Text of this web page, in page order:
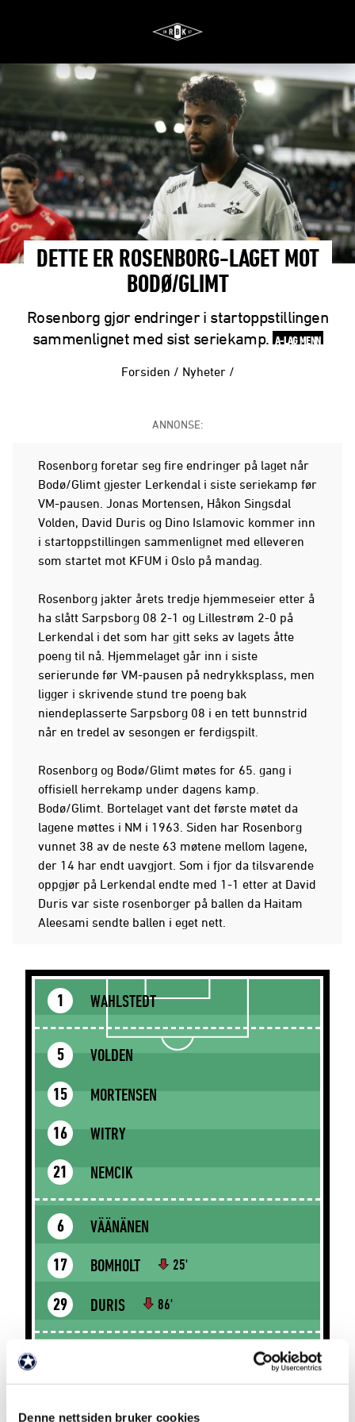
Denne nettsiden bruker cookies
DETTE ER ROSENBORG-LAGET MOT
BODØ/GLIMT
Rosenborg gjør endringer i startoppstillingen
sammenlignet med sist seriekamp. A-LAG MENN
Forsiden / Nyheter /
ANNONSE:
Rosenborg foretar seg fire endringer på laget når
Bodø/Glimt gjester Lerkendal i siste seriekamp før
VM-pausen. Jonas Mortensen, Håkon Singsdal
Volden, David Duris og Dino Islamovic kommer inn
i startoppstillingen sammenlignet med elleveren
som startet mot KFUM i Oslo på mandag.
Rosenborg jakter årets tredje hjemmeseier etter å
ha slått Sarpsborg 08 2-1 og Lillestrøm 2-0 på
Lerkendal i det som har gitt seks av lagets åtte
poeng til nå. Hjemmelaget går inn i siste
serierunde før VM-pausen på nedrykksplass, men
ligger i skrivende stund tre poeng bak
niendeplasserte Sarpsborg 08 i en tett bunnstrid
når en tredel av sesongen er ferdigspilt.
Rosenborg og Bodø/Glimt møtes for 65. gang i
offisiell herrekamp under dagens kamp.
Bodø/Glimt. Bortelaget vant det første møtet da
lagene møttes i NM i 1963. Siden har Rosenborg
vunnet 38 av de neste 63 møtene mellom lagene,
der 14 har endt uavgjort. Som i fjor da tilsvarende
oppgjør på Lerkendal endte med 1-1 etter at David
Duris var siste rosenborger på ballen da Haitam
Aleesami sendte ballen i eget nett.
1 WAHLSTEDT
5 VOLDEN
15 MORTENSEN
16 WITRY
21 NEMCIK
6 VÄÄNÄNEN
17 BOMHOLT 25'
29 DURIS 86'